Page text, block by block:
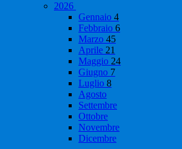
2026
Gennaio 4
Febbraio 6
Marzo 45
Aprile 21
Maggio 24
Giugno 7
Luglio 8
Agosto
Settembre
Ottobre
Novembre
Dicembre